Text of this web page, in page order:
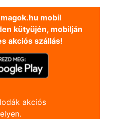
mobil
kütyüjén, mobilján
akciós szállás!
akciós